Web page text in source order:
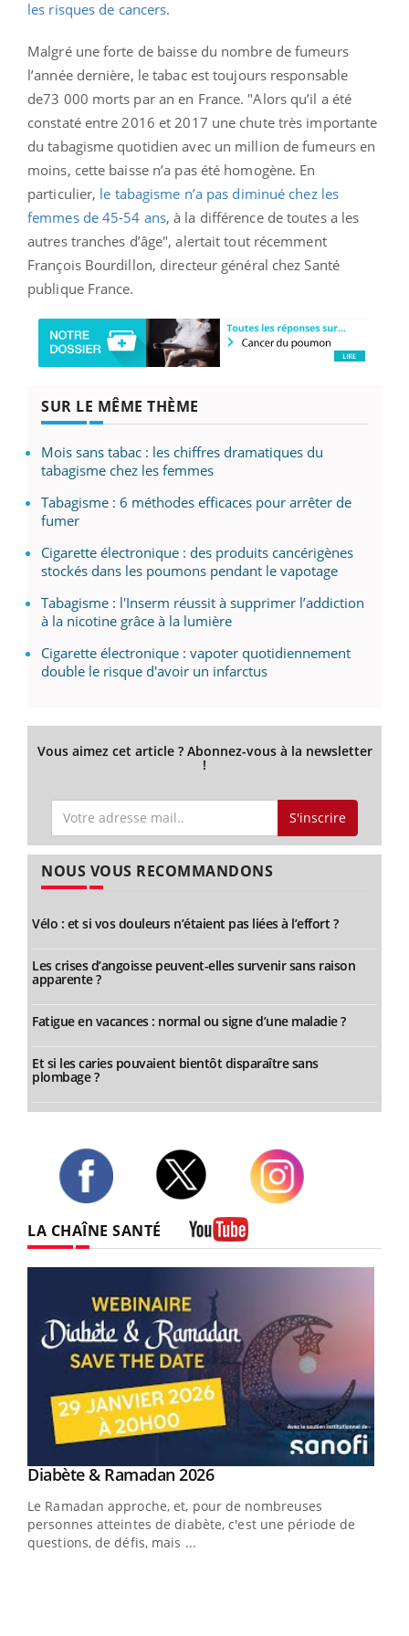
les risques de cancers.
Malgré une forte de baisse du nombre de fumeurs
l’année dernière, le tabac est toujours responsable
de73 000 morts par an en France. "Alors qu’il a été
constaté entre 2016 et 2017 une chute très importante
du tabagisme quotidien avec un million de fumeurs en
moins, cette baisse n’a pas été homogène. En
particulier, le tabagisme n’a pas diminué chez les
femmes de 45-54 ans, à la différence de toutes a les
autres tranches d’âge", alertait tout récemment
François Bourdillon, directeur général chez Santé
publique France.
SUR LE MÊME THÈME
Mois sans tabac : les chiffres dramatiques du
tabagisme chez les femmes
Tabagisme : 6 méthodes efficaces pour arrêter de
fumer
Cigarette électronique : des produits cancérigènes
stockés dans les poumons pendant le vapotage
Tabagisme : l'Inserm réussit à supprimer l’addiction
à la nicotine grâce à la lumière
Cigarette électronique : vapoter quotidiennement
double le risque d'avoir un infarctus
Vous aimez cet article ? Abonnez-vous à la newsletter
!
S'inscrire
NOUS VOUS RECOMMANDONS
Vélo : et si vos douleurs n’étaient pas liées à l’effort ?
Les crises d’angoisse peuvent-elles survenir sans raison
apparente ?
Fatigue en vacances : normal ou signe d’une maladie ?
Et si les caries pouvaient bientôt disparaître sans
plombage ?